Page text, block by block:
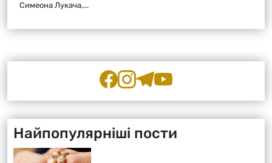
Симеона Лукача,...
Найпопулярніші пости